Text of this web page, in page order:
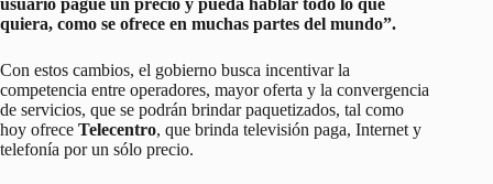
quiera, como se ofrece en muchas partes del mundo”.
Con estos cambios, el gobierno busca incentivar la
competencia entre operadores, mayor oferta y la convergencia
de servicios, que se podrán brindar paquetizados, tal como
hoy ofrece Telecentro, que brinda televisión paga, Internet y
telefonía por un sólo precio.